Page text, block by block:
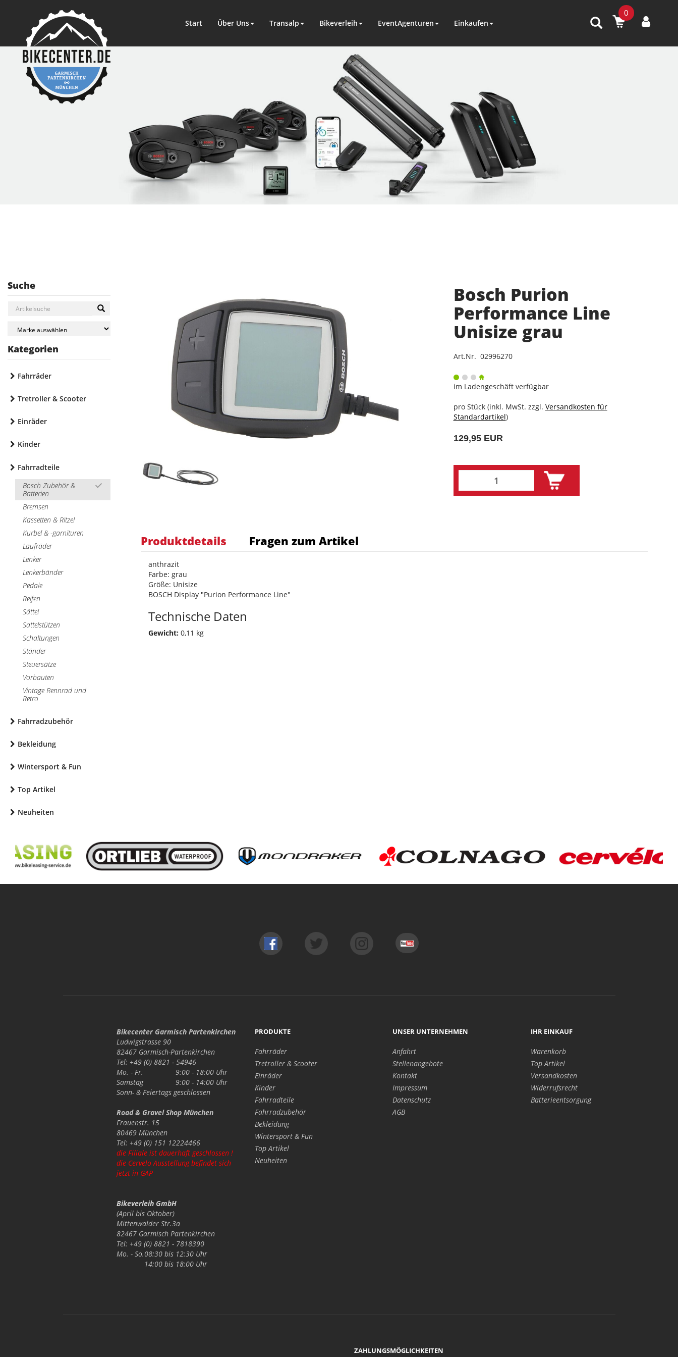
0
Start Über Uns Transalp Bikeverleih EventAgenturen Einkaufen
Suche
Kategorien
Fahrräder
Tretroller & Scooter
Einräder
Kinder
Fahrradteile
Bosch Zubehör &
Batterien
Bremsen
Kassetten & Ritzel
Kurbel & -garnituren
Laufräder
Lenker
Lenkerbänder
Pedale
Reifen
Sättel
Sattelstützen
Schaltungen
Ständer
Steuersätze
Vorbauten
Vintage Rennrad und
Retro
Fahrradzubehör
Bekleidung
Wintersport & Fun
Top Artikel
Neuheiten
Bosch Purion
Performance Line
Unisize grau
Art.Nr. 02996270
im Ladengeschäft verfügbar
pro Stück (inkl. MwSt. zzgl. Versandkosten für
Standardartikel)
129,95 EUR
Produktdetails Fragen zum Artikel
anthrazit
Farbe: grau
Größe: Unisize
BOSCH Display "Purion Performance Line"
Technische Daten
Gewicht: 0,11 kg
Bikecenter Garmisch Partenkirchen
Ludwigstrasse 90
82467 Garmisch-Partenkirchen
Tel: +49 (0) 8821 - 54946
Mo. - Fr.
9:00 - 18:00 Uhr
Samstag
9:00 - 14:00 Uhr
Sonn- & Feiertagsgeschlossen
Road & Gravel Shop München
Frauenstr. 15
80469 München
Tel: +49 (0) 151 12224466
die Filiale ist dauerhaft geschlossen !
die Cervelo Ausstellung befindet sich
jetzt in GAP
Bikeverleih GmbH
(April bis Oktober)
Mittenwalder Str.3a
82467 Garmisch Partenkirchen
Tel: +49 (0) 8821 - 7818390
Mo. - So.08:30 bis 12:30 Uhr
14:00 bis 18:00 Uhr
PRODUKTE
Fahrräder
Tretroller & Scooter
Einräder
Kinder
Fahrradteile
Fahrradzubehör
Bekleidung
Wintersport & Fun
Top Artikel
Neuheiten
UNSER UNTERNEHMEN
Anfahrt
Stellenangebote
Kontakt
Impressum
Datenschutz
AGB
IHR EINKAUF
Warenkorb
Top Artikel
Versandkosten
Widerrufsrecht
Batterieentsorgung
ZAHLUNGSMÖGLICHKEITEN